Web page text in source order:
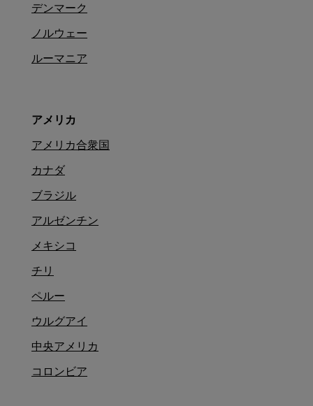
デンマーク
ノルウェー
ルーマニア
アメリカ
アメリカ合衆国
カナダ
ブラジル
アルゼンチン
メキシコ
チリ
ペルー
ウルグアイ
中央アメリカ
コロンビア